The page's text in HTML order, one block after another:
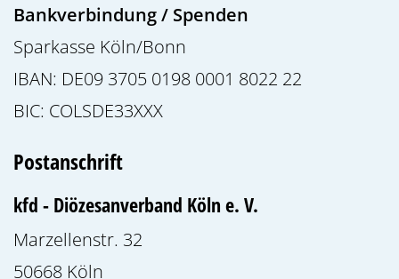
Bankverbindung / Spenden
Sparkasse Köln/Bonn
IBAN: DE09 3705 0198 0001 8022 22
BIC: COLSDE33XXX
Postanschrift
kfd - Diözesanverband Köln e. V.
Marzellenstr. 32
50668 Köln